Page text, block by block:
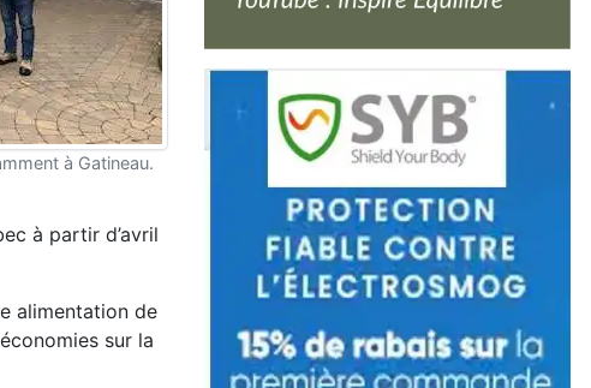
à Gatineau.
à partir d’avril
alimentation de
sur la